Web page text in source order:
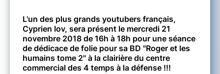
L'un des plus grands youtubers français,
Cyprien Iov, sera présent le mercredi 21
novembre 2018 de 16h à 18h pour une séance
de dédicace de folie pour sa BD "Roger et les
humains tome 2" à la clairière du centre
commercial des 4 temps à la défense !!!